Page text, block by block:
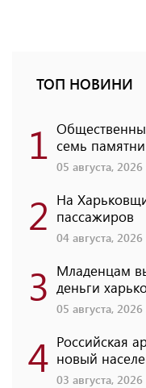
ТОП НОВИНИ
1 семь
05 августа,
2 На
пассажиров
04 августа,
3 Младенцам
деньги
05 августа,
4 Российская
новый
03 августа,